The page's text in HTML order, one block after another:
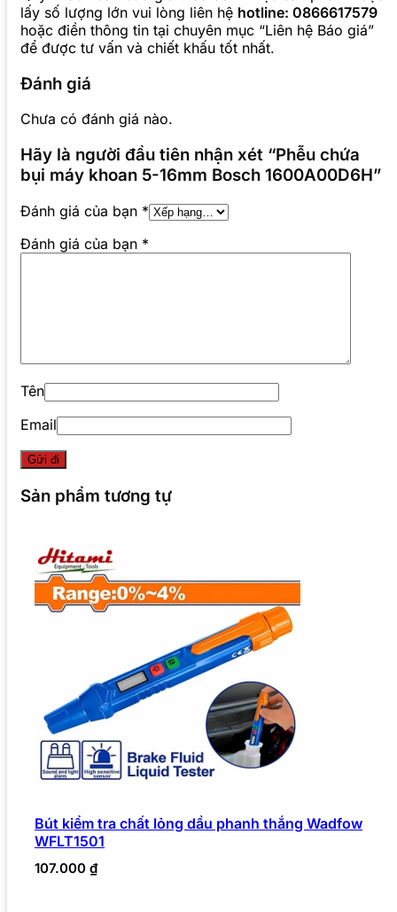
lấy số lượng lớn vui lòng liên hệ hotline: 0866617579
hoặc điền thông tin tại chuyên mục “Liên hệ Báo giá”
để được tư vấn và chiết khấu tốt nhất.
Đánh giá
Chưa có đánh giá nào.
Hãy là người đầu tiên nhận xét “Phễu chứa
bụi máy khoan 5-16mm Bosch 1600A00D6H”
Đánh giá của bạn *
Đánh giá của bạn *
Tên
Email
Sản phẩm tương tự
Bút kiểm tra chất lỏng dầu phanh thắng Wadfow
WFLT1501
107.000 ₫